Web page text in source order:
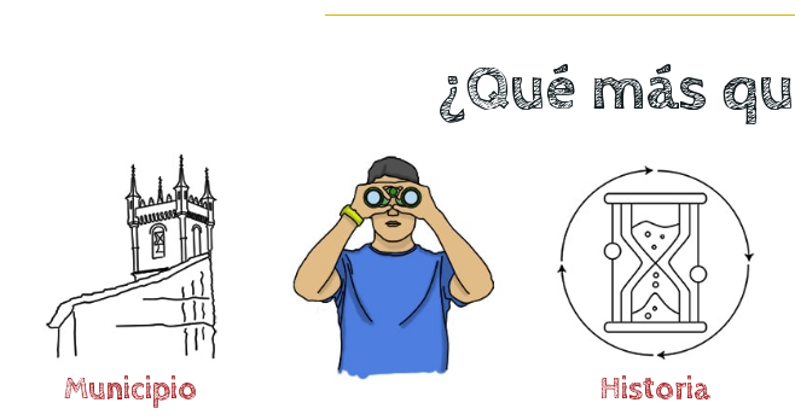
¿Qué más
Municipio Historia